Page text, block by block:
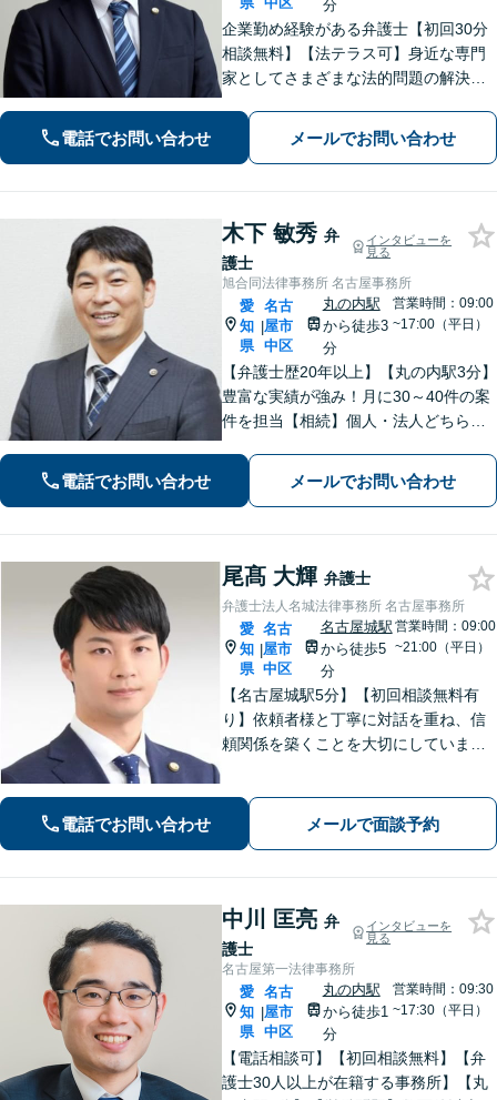
分
企業勤め経験がある弁護士【初回30分
相談無料】【法テラス可】身近な専門
家としてさまざまな法的問題の解決に
さまに寄り添いながらご納得頂けるま
でとことん対応！私に一度ご相談くだ
電話でお問い合わせ メールでお問い合わせ
木下 敏秀 弁
護士
インタビューを
見る
旭合同法律事務所 名古屋事務所
愛
知
県
|
名古
屋市
中区
丸の内駅
から徒歩3
分
営業時間：09:00
~17:00（平日）
【弁護士歴20年以上】【丸の内駅3分】
豊富な実績が強み！月に30～40件の案
件を担当【相続】個人・法人どちらの
方ともに納得する解決を目指します
【離婚問題】他士業と連携し多角的な
電話でお問い合わせ メールでお問い合わせ
尾髙 大輝 弁護士
弁護士法人名城法律事務所 名古屋事務所
愛
知
県
|
名古
屋市
中区
名古屋城駅
から徒歩5
分
営業時間：09:00
~21:00（平日）
【名古屋城駅5分】【初回相談無料有
り】依頼者様と丁寧に対話を重ね、信
頼関係を築くことを大切にしていま
お任せください。納得感の高い、最善
の解決を目指して尽力いたします【土
電話でお問い合わせ メールで面談予約
中川 匡亮 弁
護士
インタビューを
見る
名古屋第一法律事務所
愛
知
県
|
名古
屋市
中区
丸の内駅
から徒歩1
分
営業時間：09:30
~17:30（平日）
【電話相談可】【初回相談無料】【弁
護士30人以上が在籍する事務所】【丸